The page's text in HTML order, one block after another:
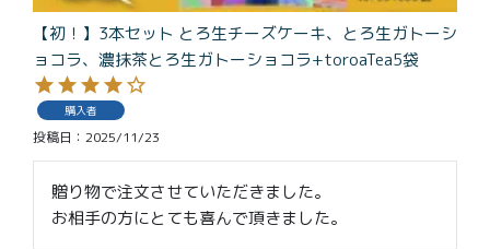
トセール
季節限定
価格別
¥6,000〜
¥4,000〜¥5,999
【初！】3本セット とろ生チーズケーキ、とろ生ガトーシ
ョコラ、濃抹茶とろ生ガトーショコラ+toroaTea5袋
購入者
投稿日 2025/11/23
贈り物で注文させていただきました。
お相手の方にとても喜んで頂きました。